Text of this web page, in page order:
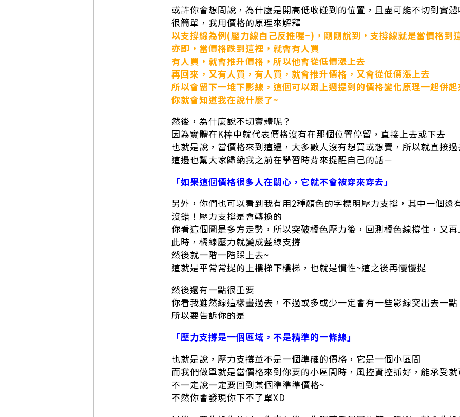
或許你會想問說，為什麼是開高低收碰到的位置，且盡可能不切到實
很簡單，我用價格的原理來解釋
以支撐線為例(壓力線自己反推喔~)，剛剛說到，支撐線就是當價格到
亦即，當價格跌到這裡，就會有人買
有人買，就會推升價格，所以他會從低價漲上去
再回來，又有人買，有人買，就會推升價格，又會從低價漲上去
所以會留下一堆下影線，這個可以跟上週提到的價格變化原理一起併
你就會知道我在說什麼了~
然後，為什麼說不切實體呢？
因為實體在K棒中就代表價格沒有在那個位置停留，直接上去或下去
也就是說，當價格來到這邊，大多數人沒有想買或想賣，所以就直接
這邊也幫大家歸納我之前在學習時背來提醒自己的話－
「如果這個價格很多人在關心，它就不會被穿來穿去」
另外，你們也可以看到我有用2種顏色的字標明壓力支撐，其中一個還
沒錯！壓力支撐是會轉換的
你看這個圖是多方走勢，所以突破橘色壓力後，回測橘色線撐住，又
此時，橘線壓力就變成藍線支撐
然後就一階一階踩上去~
這就是平常常提的上樓梯下樓梯，也就是慣性~這之後再慢慢提
然後還有一點很重要
你看我雖然線這樣畫過去，不過或多或少一定會有一些影線突出去一點
所以要告訴你的是
「壓力支撐是一個區域，不是精準的一條線」
也就是說，壓力支撐並不是一個準確的價格，它是一個小區間
而我們做單就是當價格來到你要的小區間時，風控資控抓好，能承受
不一定說一定要回到某個準準準價格~
不然你會發現你下不了單XD